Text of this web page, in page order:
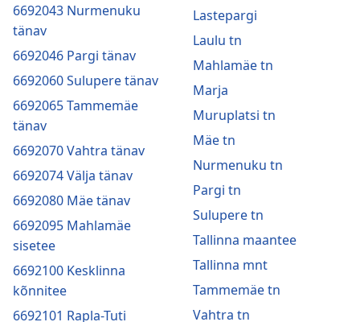
6692043 Nurmenuku
tänav
6692046 Pargi tänav
6692060 Sulupere tänav
6692065 Tammemäe
tänav
6692070 Vahtra tänav
6692074 Välja tänav
6692080 Mäe tänav
6692095 Mahlamäe
sisetee
6692100 Kesklinna
kõnnitee
6692101 Rapla-Tuti
Lastepargi
Laulu tn
Mahlamäe tn
Marja
Muruplatsi tn
Mäe tn
Nurmenuku tn
Pargi tn
Sulupere tn
Tallinna maantee
Tallinna mnt
Tammemäe tn
Vahtra tn